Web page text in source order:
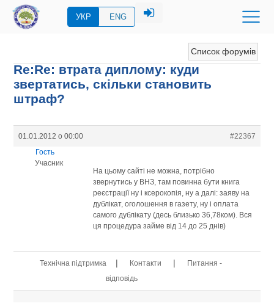
УКР ENG
Список форумів
Re:Re: втрата диплому: куди
звертатись, скільки становить
штраф?
01.01.2012 о 00:00
#22367
Гость
Учасник
На цьому сайті не можна, потрібно
звернутись у ВНЗ, там повинна бути книга
реєстрації ну і ксерокопія, ну а далі: заяву на
дублікат, оголошення в газету, ну і оплата
самого дублікату (десь близько 36,78ком). Вся
ця процедура займе від 14 до 25 днів)
Технічна підтримка | Контакти |
Питання -
відповідь